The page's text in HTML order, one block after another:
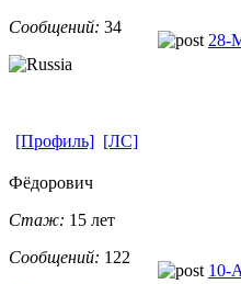
Сообщений: 34
28-
[Профиль] [ЛС]
Фёдорович
Стаж: 15 лет
Сообщений: 122
10-